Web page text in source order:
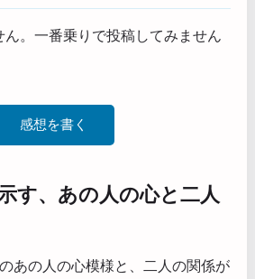
ん。一番乗りで投稿してみません
感想を書く
す、あの人の心と二人
あの人の心模様と、二人の関係が